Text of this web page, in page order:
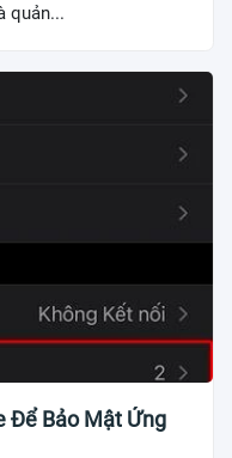
quản...
Để Bảo Mật Ứng